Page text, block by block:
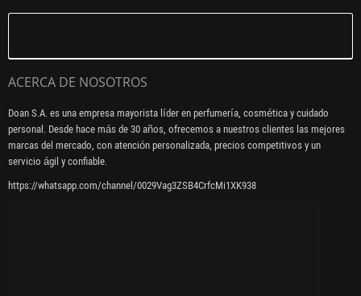
ACERCA DE NOSOTROS
Doan S.A. es una empresa mayorista líder en perfumería, cosmética y cuidado
personal. Desde hace más de 30 años, ofrecemos a nuestros clientes las mejores
marcas del mercado, con atención personalizada, precios competitivos y un
servicio ágil y confiable.
https://whatsapp.com/channel/0029Vag3ZSB4CrfcMi1XK938